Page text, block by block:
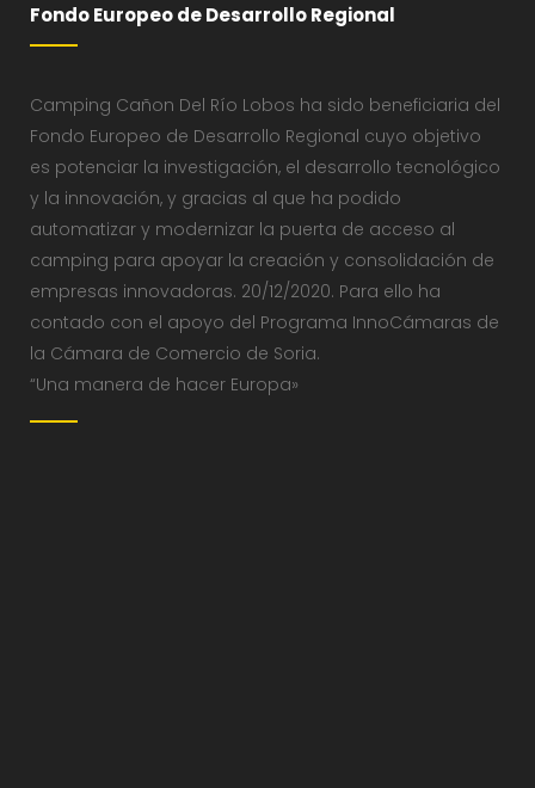
Fondo Europeo de Desarrollo Regional
Camping Cañon Del Río Lobos ha sido beneficiaria del
Fondo Europeo de Desarrollo Regional cuyo objetivo
es potenciar la investigación, el desarrollo tecnológico
y la innovación, y gracias al que ha podido
automatizar y modernizar la puerta de acceso al
camping para apoyar la creación y consolidación de
empresas innovadoras. 20/12/2020. Para ello ha
contado con el apoyo del Programa InnoCámaras de
la Cámara de Comercio de Soria.
“Una manera de hacer Europa»